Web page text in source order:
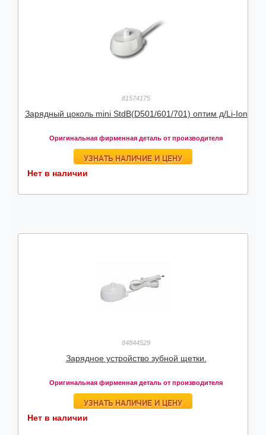
81574175
Зарядный цоколь mini StdB(D501/601/701) оптим д/Li-Ion
Оригинальная фирменная деталь от производителя
УЗНАТЬ НАЛИЧИЕ И ЦЕНУ
Нет в наличии
84844529
Зарядное устройство зубной щетки.
Оригинальная фирменная деталь от производителя
УЗНАТЬ НАЛИЧИЕ И ЦЕНУ
Нет в наличии